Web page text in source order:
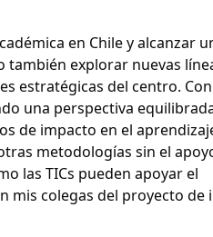
en Chile y alcanzar
explorar nuevas
estratégicas del centro.
una perspectiva
de impacto en el
metodologías sin el
las TICs pueden apoyar el
colegas del proyecto de